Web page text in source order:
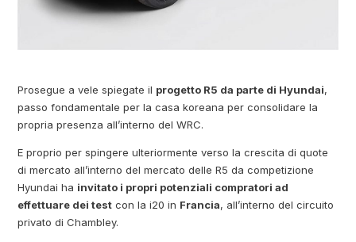
Prosegue a vele spiegate il progetto R5 da parte di Hyundai,
passo fondamentale per la casa koreana per consolidare la
propria presenza all’interno del WRC.
E proprio per spingere ulteriormente verso la crescita di quote
di mercato all’interno del mercato delle R5 da competizione
Hyundai ha invitato i propri potenziali compratori ad
effettuare dei test con la i20 in Francia, all’interno del circuito
privato di Chambley.